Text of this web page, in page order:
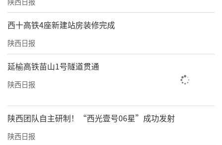
西十高铁4座新建站房装修完成
陕西日报
延榆高铁苗山1号隧道贯通
陕西日报
陕西团队自主研制！“西光壹号06星”成功发射
陕西日报